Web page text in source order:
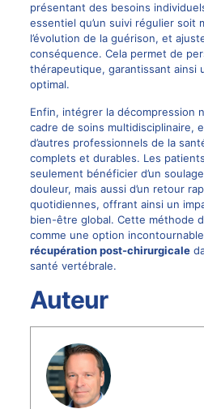
présentant des besoins
essentiel qu’un suivi régulier soit
l’évolution de la guérison, et
conséquence. Cela permet de
thérapeutique, garantissant ainsi
optimal.
Enfin, intégrer la décompression
cadre de soins multidisciplinaire,
d’autres professionnels de la
complets et durables. Les
seulement bénéficier d’un
douleur, mais aussi d’un retour
quotidiennes, offrant ainsi un
bien-être global. Cette méthode
comme une option
récupération post-chirurgicale
santé vertébrale.
Auteur